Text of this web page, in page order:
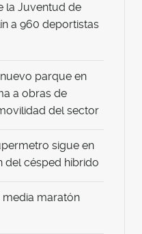
la Juventud de
a 960 deportistas
parque en
a obras de
del sector
sigue en
del césped híbrido
media maratón